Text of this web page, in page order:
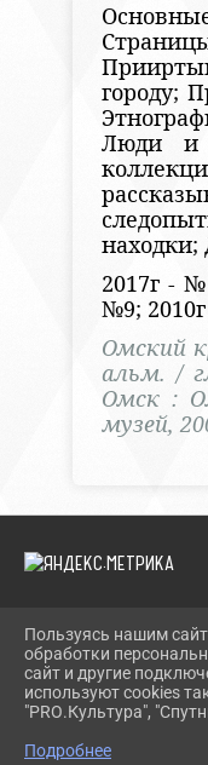
городу;
Люди и
находки;
2017г -
№9;
Омский
альм. /
Омск :
музей,
2026 Г.
ВХОД
КАРТА САЙТА
ПОЛИТИКА
СДЕЛАНО НА
Пользуясь нашим
обработки
сайт и другие
используют cookies
"PRO.Культура",
Подробнее